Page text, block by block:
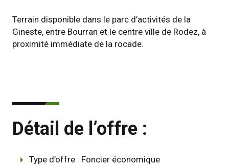
Terrain disponible dans le parc d’activités de la
Gineste, entre Bourran et le centre ville de Rodez, à
proximité immédiate de la rocade.
Détail de l’offre :
Type d’offre : Foncier économique